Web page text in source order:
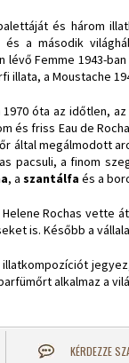
és három
a második
Femme 1943-
a Moustache
óta az időtlen,
és friss Eau de
által megálmodott
pacsuli, a finom
, a szantálfa és a
Rochas vette
is. Később a
alkalmaz a
KÉRDEZZE